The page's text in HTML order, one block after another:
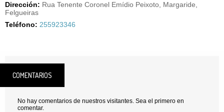
Dirección: Rua Tenente Coronel Emídio Peixoto, Margaride,
Felgueiras
Teléfono: 255923346
COMENTARIOS
No hay comentarios de nuestros visitantes. Sea el primero en
comentar.